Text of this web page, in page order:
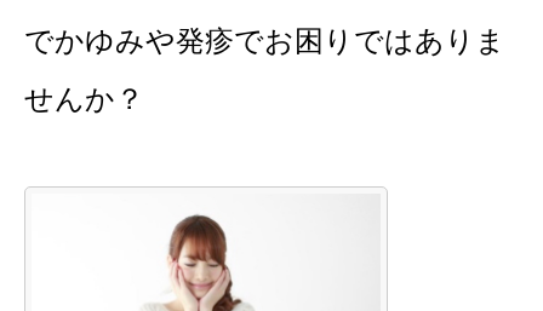
でかゆみや発疹でお困りではありま
せんか？